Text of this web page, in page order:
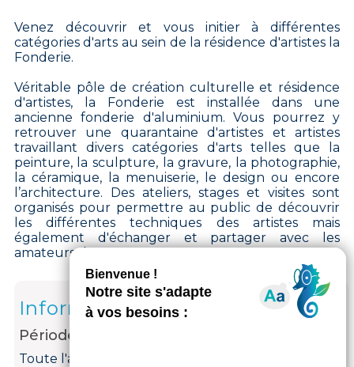
Venez découvrir et vous initier à différentes
catégories d'arts au sein de la résidence d'artistes la
Fonderie.
Véritable pôle de création culturelle et résidence
d'artistes, la Fonderie est installée dans une
ancienne fonderie d'aluminium. Vous pourrez y
retrouver une quarantaine d'artistes et artistes
travaillant divers catégories d'arts telles que la
peinture, la sculpture, la gravure, la photographie,
la céramique, la menuiserie, le design ou encore
l’architecture. Des ateliers, stages et visites sont
organisés pour permettre au public de découvrir
les différentes techniques des artistes mais
également d'échanger et partager avec les
amateurs d'art.
Informations
Période d'ouverture
Toute l'année.